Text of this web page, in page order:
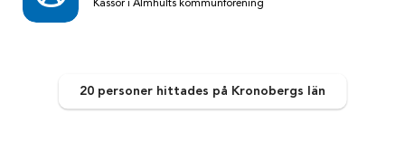
Kassör i Älmhults kommunförening
20 personer hittades på Kronobergs län